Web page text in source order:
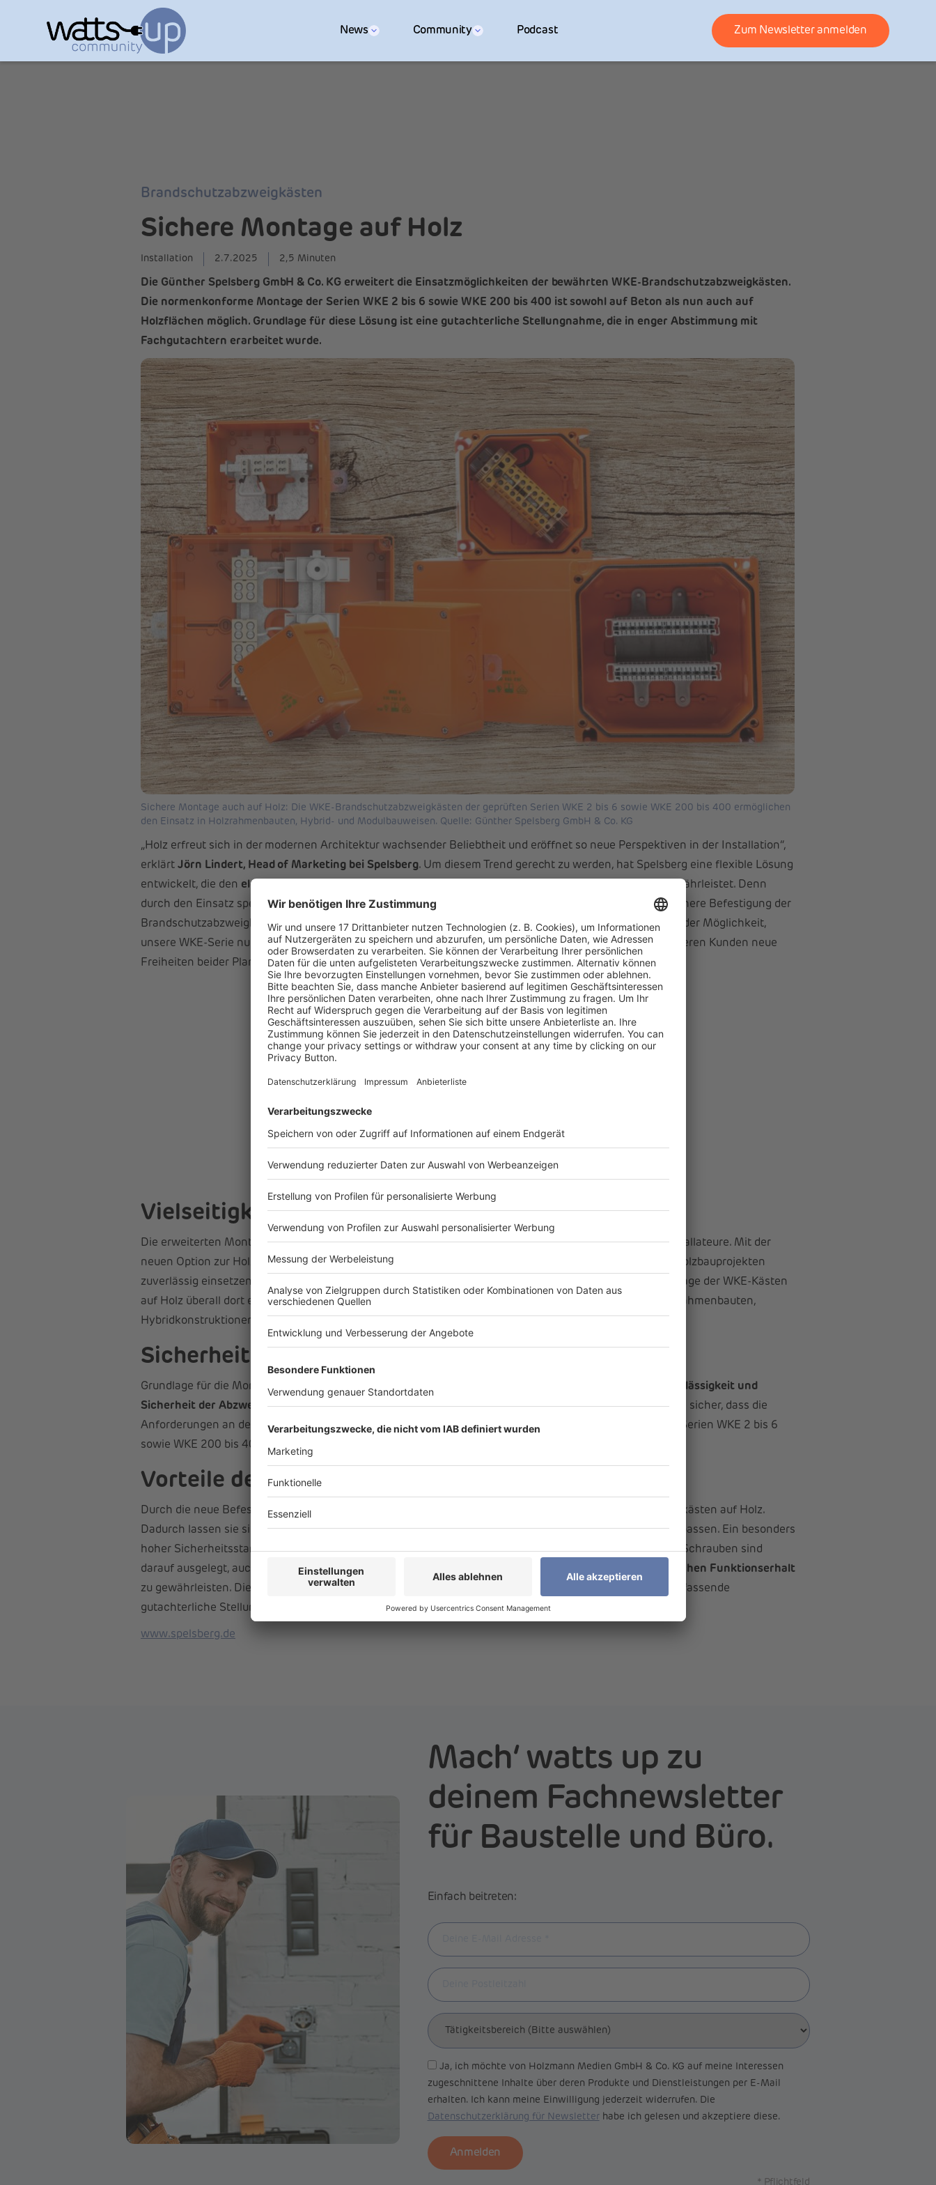
News Community Podcast Zum Newsletter anmelden
Brandschutzabzweigkästen
Sichere Montage auf Holz
Installation 2.7.2025 2,5 Minuten
Die Günther Spelsberg GmbH & Co. KG erweitert die Einsatzmöglichkeiten der bewährten WKE-Brandschutzabzweigkästen.
Die normenkonforme Montage der Serien WKE 2 bis 6 sowie WKE 200 bis 400 ist sowohl auf Beton als nun auch auf
Holzflächen möglich. Grundlage für diese Lösung ist eine gutachterliche Stellungnahme, die in enger Abstimmung mit
Fachgutachtern erarbeitet wurde.
Sichere Montage auch auf Holz: Die WKE-Brandschutzabzweigkästen der geprüften Serien WKE 2 bis 6 sowie WKE 200 bis 400 ermöglichen
den Einsatz in Holzrahmenbauten, Hybrid- und Modulbauweisen. Quelle: Günther Spelsberg GmbH & Co. KG
„Holz erfreut sich in der modernen Architektur wachsender Beliebtheit und eröffnet so neue Perspektiven in der Installation“,
erklärt Jörn Lindert, Head of Marketing bei Spelsberg. Um diesem Trend gerecht zu werden, hat Spelsberg eine flexible Lösung
entwickelt, die den elektrischen Funktionserhalt nach DIN 4102-12 auch bei der Montage auf Holz
gewährleistet. Denn
durch den Einsatz speziell geprüfter Schrauben mit Europäisch Technischer Bewertung (ETA) wird die sichere Befestigung der
Brandschutzabzweigkästen auchim Brandfallgarantiert. „Sicherheit steht für uns an oberster Stelle. Mit der Möglichkeit,
unsere WKE-Serie nun auch auf Bauten mit Holz sicher und normgerecht zu installieren, eröffnen wir unseren Kunden neue
Freiheiten beider Planung und Umsetzung unterschiedlichster Bauprojekte“, führt er fort.
Vielseitigkeit für moderne Bauprojekte
Die erweiterten Montagemöglichkeiten bedeutet laut Spelsberg mehr Flexibilität für Architekten und Installateure. Mit der
neuen Option zur Holzmontage lassen sich die bewährten Sicherheitsstandards der WKE-Serie nun bei Holzbauprojekten
zuverlässig einsetzen.
. So kann die Montage der WKE-Kästen
auf Holz überall dort erfolgen, wo Beton nicht als Trägermaterial eingesetzt wird – beispielsweise in Holzrahmenbauten,
Hybridkonstruktionen oder im modernen Modulbau.
Sicherheit hat höchste Priorität
Grundlage für die Montage auf Holz ist eine umfassende gutachterliche Stellungnahme, welche die
Zuverlässigkeit und
Sicherheit der Abzweigkästen bestätigt. Dabei stellt die mit den Gutachtern abgestimmte Stellungnahme sicher, dass die
Anforderungen an den Funktionserhalt im Brandfall zuverlässig erfüllt werden. Das Gutachten deckt die Serien WKE 2 bis 6
sowie WKE 200 bis 400 ab und dient als Nachweis für die normgerechte Montage auf Holzuntergründen.
Vorteile der neuen Montagemöglichkeit
Durch die neue Befestigungsoption ergeben sich mehr Montagevarianten der WKE-Brandschutzabzweigkästen auf Holz.
Dadurch lassen sie sich flexibel an die Anforderungen unterschiedlichster Bauprojekte und Baustoffe anpassen. Ein besonders
hoher Sicherheitsstandard wird durch denEinsatz speziell geprüfter Schrauben mit ETAerreicht. Diese Schrauben sind
darauf ausgelegt, auch im Brandfall eine zuverlässige Befestigung sicherzustellen und somit den
elektrischen Funktionserhalt
zu gewährleisten. Die Sicherheit und Zuverlässigkeit der Montage auf Holz wird zusätzlich durch eine umfassende
gutachterliche Stellungnahme bestätigt, die für die Serien WKE 2 bis 6 sowie WKE 200 bis 400 vorliegt.
www.spelsberg.de
Mach‘ watts up zu
deinem Fachnewsletter
für Baustelle und Büro.
Einfach beitreten:
Ja, ich möchte von Holzmann Medien GmbH & Co. KG auf meine Interessen
zugeschnittene Inhalte über deren Produkte und Dienstleistungen per E-Mail
erhalten. Ich kann meine Einwilligung jederzeit widerrufen. Die
Datenschutzerklärung für Newsletterhabe ich gelesen und akzeptiere diese.
Anmelden
* Pflichtfeld